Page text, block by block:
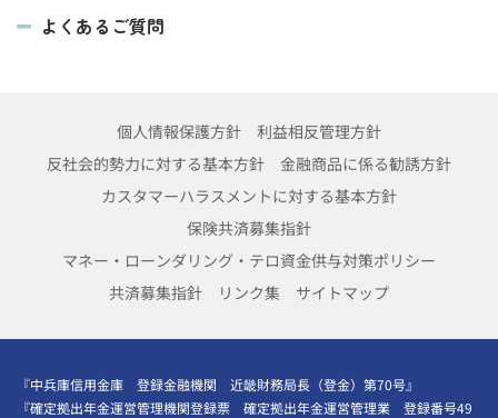
よくあるご質問
個人情報保護方針
利益相反管理方針
反社会的勢力に対する基本方針
金融商品に係る勧誘方針
カスタマーハラスメントに対する基本方針
保険共済募集指針
マネー・ローンダリング・テロ資金供与対策ポリシー
共済募集指針
リンク集 サイトマップ
『中兵庫信用金庫 登録金融機関 近畿財務局長（登金）第70号』
『確定拠出年金運営管理機関登録票 確定拠出年金運営管理業 登録番号49